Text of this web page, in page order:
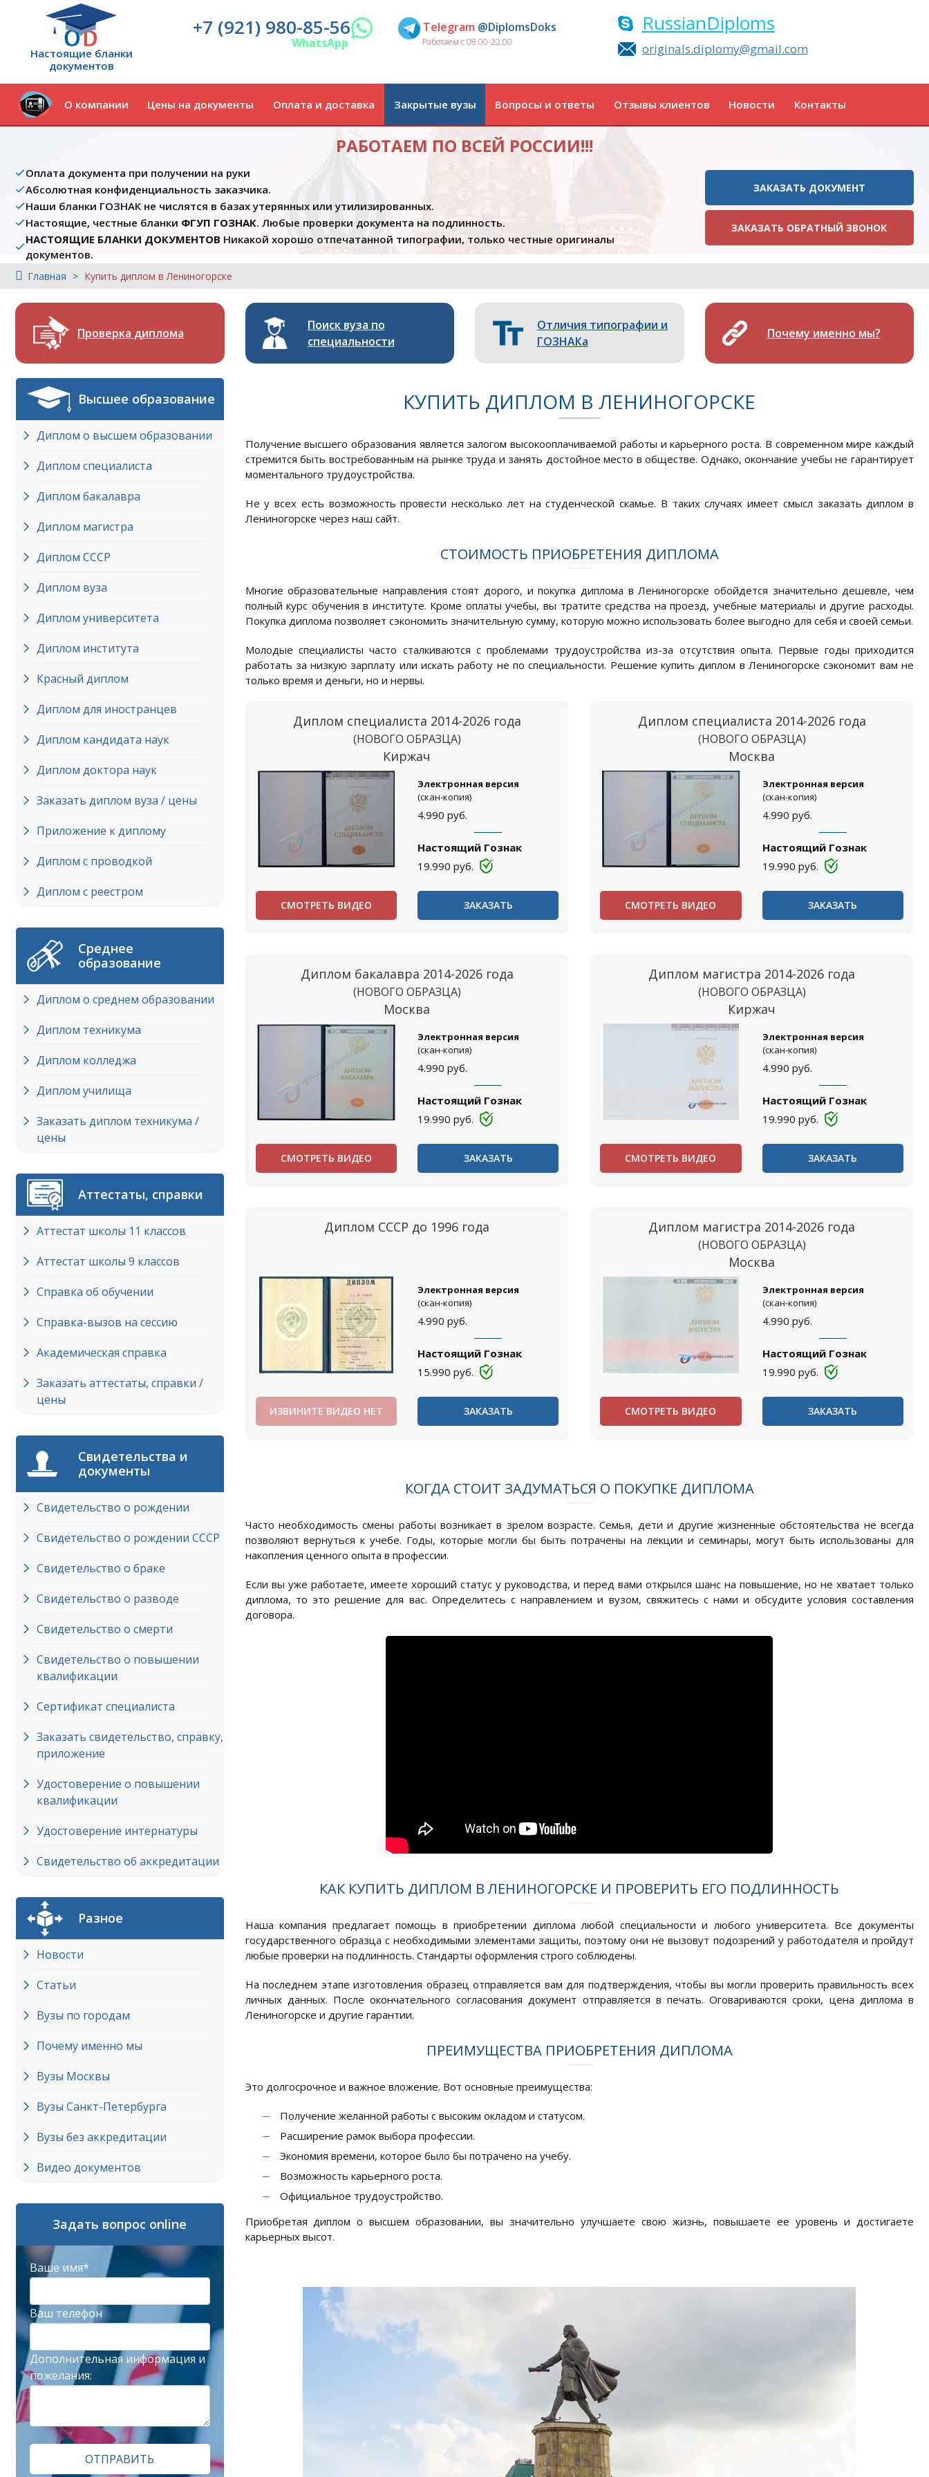
Настоящие бланки
документов
+7 (921) 980-85-56
WhatsApp
Telegram @DiplomsDoks
Работаем с 08.00-22.00
RussianDiploms
originals.diplomy@gmail.com
О компании Цены на документы Оплата и доставка Закрытые вузы Вопросы и ответы Отзывы клиентов Новости Контакты
РАБОТАЕМ ПО ВСЕЙ РОССИИ!!!
Оплата документа при получении на руки
Абсолютная конфиденциальность заказчика.
Наши бланки ГОЗНАК не числятся в базах утерянных или утилизированных.
Настоящие, честные бланки ФГУП ГОЗНАК. Любые проверки документа на подлинность.
НАСТОЯЩИЕ БЛАНКИ ДОКУМЕНТОВ Никакой хорошо отпечатанной типографии, только честные оригиналы
документов.
ЗАКАЗАТЬ ДОКУМЕНТ
ЗАКАЗАТЬ ОБРАТНЫЙ ЗВОНОК
Главная Купить диплом в Лениногорске
Проверка диплома
Поиск вуза по
специальности
Отличия типографии и
ГОЗНАКа
Почему именно мы?
Высшее образование
Диплом о высшем образовании
Диплом специалиста
Диплом бакалавра
Диплом магистра
Диплом СССР
Диплом вуза
Диплом университета
Диплом института
Красный диплом
Диплом для иностранцев
Диплом кандидата наук
Диплом доктора наук
Заказать диплом вуза / цены
Приложение к диплому
Диплом с проводкой
Диплом с реестром
Среднее
образование
Диплом о среднем образовании
Диплом техникума
Диплом колледжа
Диплом училища
Заказать диплом техникума /
цены
Аттестаты, справки
Аттестат школы 11 классов
Аттестат школы 9 классов
Справка об обучении
Справка-вызов на сессию
Академическая справка
Заказать аттестаты, справки /
цены
Свидетельства и
документы
Свидетельство о рождении
Свидетельство о рождении СССР
Свидетельство о браке
Свидетельство о разводе
Свидетельство о смерти
Свидетельство о повышении
квалификации
Сертификат специалиста
Заказать свидетельство, справку,
приложение
Удостоверение о повышении
квалификации
Удостоверение интернатуры
Свидетельство об аккредитации
Разное
Новости
Статьи
Вузы по городам
Почему именно мы
Вузы Москвы
Вузы Cанкт-Петербурга
Вузы без аккредитации
Видео документов
Задать вопрос online
Ваше имя*
Ваш телефон
Дополнительная информация и
пожелания:
ОТПРАВИТЬ
КУПИТЬ ДИПЛОМ В ЛЕНИНОГОРСКЕ
Получение высшего образования является залогом высокооплачиваемой работы и карьерного роста. В современном мире каждый
стремится быть востребованным на рынке труда и занять достойное место в обществе. Однако, окончание учебы не гарантирует
моментального трудоустройства.
Не у всех есть возможность провести несколько лет на студенческой скамье. В таких случаях имеет смысл заказать диплом в
Лениногорске через наш сайт.
СТОИМОСТЬ ПРИОБРЕТЕНИЯ ДИПЛОМА
Многие образовательные направления стоят дорого, и покупка диплома в Лениногорске обойдется значительно дешевле, чем
полный курс обучения в институте. Кроме оплаты учебы, вы тратите средства на проезд, учебные материалы и другие расходы.
Покупка диплома позволяет сэкономить значительную сумму, которую можно использовать более выгодно для себя и своей семьи.
Молодые специалисты часто сталкиваются с проблемами трудоустройства из-за отсутствия опыта. Первые годы приходится
работать за низкую зарплату или искать работу не по специальности. Решение купить диплом в Лениногорске сэкономит вам не
только время и деньги, но и нервы.
Диплом специалиста 2014-2026 года
(НОВОГО ОБРАЗЦА)
Киржач
Электронная версия
(скан-копия)
4.990 руб.
Настоящий Гознак
19.990 руб.
СМОТРЕТЬ ВИДЕО ЗАКАЗАТЬ
Диплом специалиста 2014-2026 года
(НОВОГО ОБРАЗЦА)
Москва
Электронная версия
(скан-копия)
4.990 руб.
Настоящий Гознак
19.990 руб.
СМОТРЕТЬ ВИДЕО ЗАКАЗАТЬ
Диплом бакалавра 2014-2026 года
(НОВОГО ОБРАЗЦА)
Москва
Электронная версия
(скан-копия)
4.990 руб.
Настоящий Гознак
19.990 руб.
СМОТРЕТЬ ВИДЕО ЗАКАЗАТЬ
Диплом магистра 2014-2026 года
(НОВОГО ОБРАЗЦА)
Киржач
Электронная версия
(скан-копия)
4.990 руб.
Настоящий Гознак
19.990 руб.
СМОТРЕТЬ ВИДЕО ЗАКАЗАТЬ
Диплом СССР до 1996 года
Электронная версия
(скан-копия)
4.990 руб.
Настоящий Гознак
15.990 руб.
ИЗВИНИТЕ ВИДЕО НЕТ ЗАКАЗАТЬ
Диплом магистра 2014-2026 года
(НОВОГО ОБРАЗЦА)
Москва
Электронная версия
(скан-копия)
4.990 руб.
Настоящий Гознак
19.990 руб.
СМОТРЕТЬ ВИДЕО ЗАКАЗАТЬ
КОГДА СТОИТ ЗАДУМАТЬСЯ О ПОКУПКЕ ДИПЛОМА
Часто необходимость смены работы возникает в зрелом возрасте. Семья, дети и другие жизненные обстоятельства не всегда
позволяют вернуться к учебе. Годы, которые могли бы быть потрачены на лекции и семинары, могут быть использованы для
накопления ценного опыта в профессии.
Если вы уже работаете, имеете хороший статус у руководства, и перед вами открылся шанс на повышение, но не хватает только
диплома, то это решение для вас. Определитесь с направлением и вузом, свяжитесь с нами и обсудите условия составления
договора.
КАК КУПИТЬ ДИПЛОМ В ЛЕНИНОГОРСКЕ И ПРОВЕРИТЬ ЕГО ПОДЛИННОСТЬ
Наша компания предлагает помощь в приобретении диплома любой специальности и любого университета. Все документы
государственного образца с необходимыми элементами защиты, поэтому они не вызовут подозрений у работодателя и пройдут
любые проверки на подлинность. Стандарты оформления строго соблюдены.
На последнем этапе изготовления образец отправляется вам для подтверждения, чтобы вы могли проверить правильность всех
личных данных. После окончательного согласования документ отправляется в печать. Оговариваются сроки, цена диплома в
Лениногорске и другие гарантии.
ПРЕИМУЩЕСТВА ПРИОБРЕТЕНИЯ ДИПЛОМА
Это долгосрочное и важное вложение. Вот основные преимущества:
Получение желанной работы с высоким окладом и статусом.
Расширение рамок выбора профессии.
Экономия времени, которое было бы потрачено на учебу.
Возможность карьерного роста.
Официальное трудоустройство.
Приобретая диплом о высшем образовании, вы значительно улучшаете свою жизнь, повышаете ее уровень и достигаете
карьерных высот.